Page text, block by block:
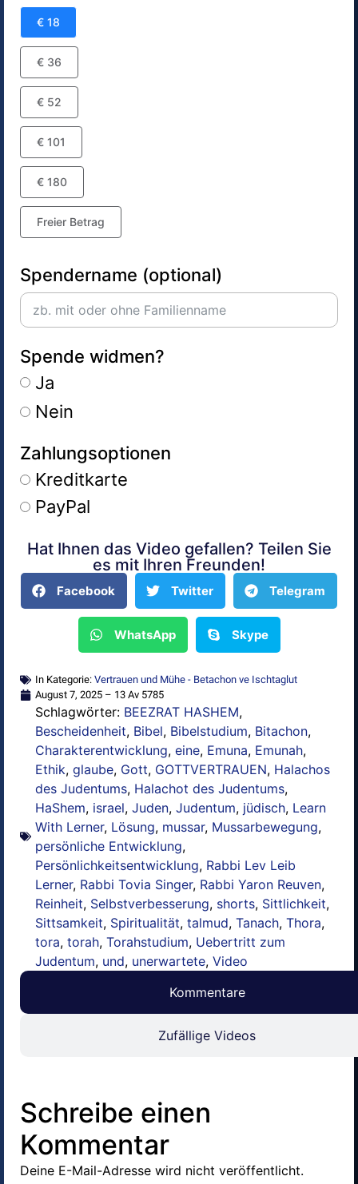
€ 18
€ 36
€ 52
€ 101
€ 180
Freier Betrag
Spendername (optional)
Spende widmen?
Ja
Nein
Zahlungsoptionen
Kreditkarte
PayPal
Alternative:
Hat Ihnen das Video gefallen? Teilen Sie
es mit Ihren Freunden!
Facebook Twitter Telegram
WhatsApp Skype
In Kategorie: Vertrauen und Mühe - Betachon ve Ischtaglut
August 7, 2025 – 13 Av 5785
Schlagwörter: BEEZRAT HASHEM,
Bescheidenheit, Bibel, Bibelstudium, Bitachon,
Charakterentwicklung, eine, Emuna, Emunah,
Ethik, glaube, Gott, GOTTVERTRAUEN, Halachos
des Judentums, Halachot des Judentums,
HaShem, israel, Juden, Judentum, jüdisch, Learn
With Lerner, Lösung, mussar, Mussarbewegung,
persönliche Entwicklung,
Persönlichkeitsentwicklung, Rabbi Lev Leib
Lerner, Rabbi Tovia Singer, Rabbi Yaron Reuven,
Reinheit, Selbstverbesserung, shorts, Sittlichkeit,
Sittsamkeit, Spiritualität, talmud, Tanach, Thora,
tora, torah, Torahstudium, Uebertritt zum
Judentum, und, unerwartete, Video
Kommentare
Zufällige Videos
Schreibe einen
Kommentar
Deine E-Mail-Adresse wird nicht veröffentlicht.